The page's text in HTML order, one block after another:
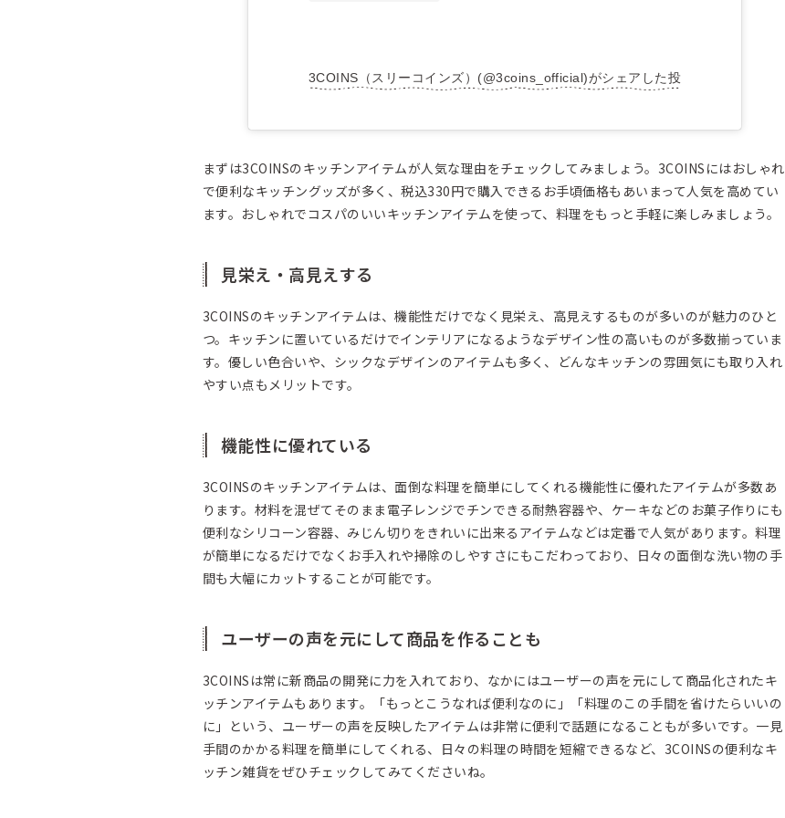
3COINS（スリーコインズ）(@3coins_official)がシェアした投稿
まずは3COINSのキッチンアイテムが人気な理由をチェックしてみましょう。3COINSにはおしゃれ
で便利なキッチングッズが多く、税込330円で購入できるお手頃価格もあいまって人気を高めてい
ます。おしゃれでコスパのいいキッチンアイテムを使って、料理をもっと手軽に楽しみましょう。
見栄え・高見えする
3COINSのキッチンアイテムは、機能性だけでなく見栄え、高見えするものが多いのが魅力のひと
つ。キッチンに置いているだけでインテリアになるようなデザイン性の高いものが多数揃っていま
す。優しい色合いや、シックなデザインのアイテムも多く、どんなキッチンの雰囲気にも取り入れ
やすい点もメリットです。
機能性に優れている
3COINSのキッチンアイテムは、面倒な料理を簡単にしてくれる機能性に優れたアイテムが多数あ
ります。材料を混ぜてそのまま電子レンジでチンできる耐熱容器や、ケーキなどのお菓子作りにも
便利なシリコーン容器、みじん切りをきれいに出来るアイテムなどは定番で人気があります。料理
が簡単になるだけでなくお手入れや掃除のしやすさにもこだわっており、日々の面倒な洗い物の手
間も大幅にカットすることが可能です。
ユーザーの声を元にして商品を作ることも
3COINSは常に新商品の開発に力を入れており、なかにはユーザーの声を元にして商品化されたキ
ッチンアイテムもあります。「もっとこうなれば便利なのに」「料理のこの手間を省けたらいいの
に」という、ユーザーの声を反映したアイテムは非常に便利で話題になることもが多いです。一見
手間のかかる料理を簡単にしてくれる、日々の料理の時間を短縮できるなど、3COINSの便利なキ
ッチン雑貨をぜひチェックしてみてくださいね。